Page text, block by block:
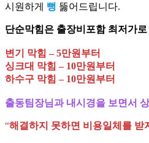
시원하게 뻥 뚫어드립니다.
단순막힘은 출장비포함 최저가
변기 막힘 – 5만원부터
싱크대 막힘 – 10만원부터
하수구 막힘 – 10만원부터
출동팀장님과 내시경을 보면서
“해결하지 못하면 비용일체를 받